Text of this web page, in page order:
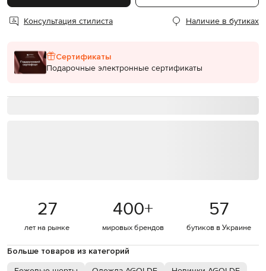
Консультация стилиста Наличие в бутиках
Сертификаты
Подарочные электронные сертификаты
27
лет на рынке
400+
мировых брендов
57
бутиков в Украине
Больше товаров из категорий